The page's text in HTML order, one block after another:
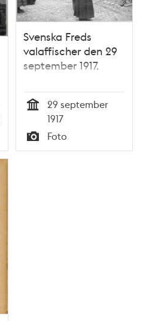
Svenska Freds
valaffischer den 29
september 1917.
29 september
1917
Typ
Foto